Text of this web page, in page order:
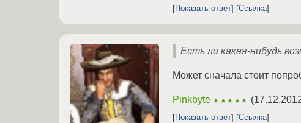
Показать ответ Ссылка
Есть ли какая-нибудь
Может сначала стоит
Pinkbyte ★★★★★ (
Показать ответ Ссылка